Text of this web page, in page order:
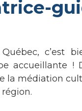
c’est
accueillante
la médiation